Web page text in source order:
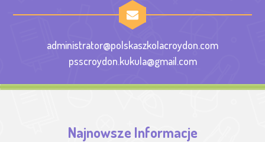
administrator@polskaszkolacroydon.com
psscroydon.kukula@gmail.com
Najnowsze Informacje